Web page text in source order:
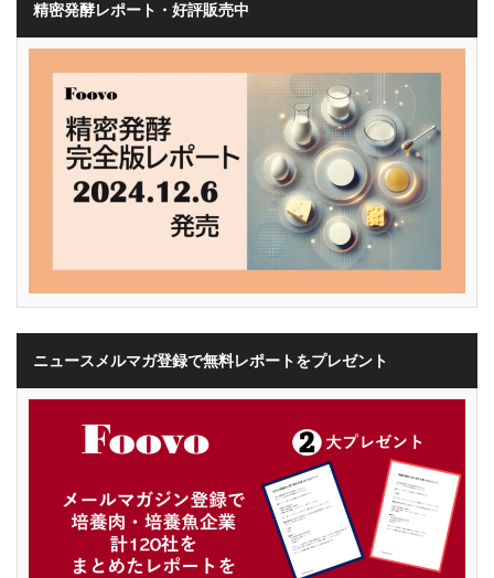
精密発酵レポート・好評販売中
ニュースメルマガ登録で無料レポートをプレゼント